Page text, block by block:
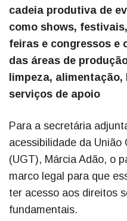
cadeia produtiva de
como shows,
feiras e congressos e
das áreas de
limpeza,
serviços de apoio
Para a secretária
acessibilidade da União
(UGT), Márcia Adão, o
marco legal para que
ter acesso aos direitos
fundamentais.